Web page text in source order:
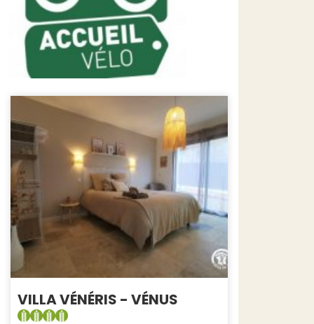
VILLA VÉNÉRIS - VÉNUS